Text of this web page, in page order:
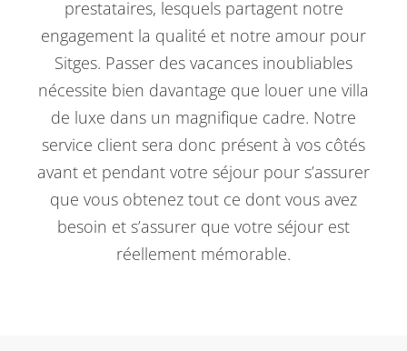
prestataires, lesquels partagent notre
engagement la qualité et notre amour pour
Sitges. Passer des vacances inoubliables
nécessite bien davantage que louer une villa
de luxe dans un magnifique cadre. Notre
service client sera donc présent à vos côtés
avant et pendant votre séjour pour s’assurer
que vous obtenez tout ce dont vous avez
besoin et s’assurer que votre séjour est
réellement mémorable.